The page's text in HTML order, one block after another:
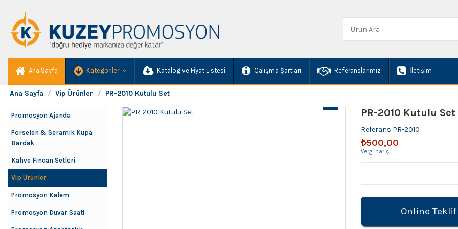
Ana Sayfa Kategoriler Katalog ve Fiyat Listesi Çalışma Şartları Referanslarımız İletişim
Ana Sayfa Vip Ürünler PR-2010 Kutulu Set
PR-2010 Kutulu Set
Referans PR-2010
₺500,00
Vergi hariç
Online Teklif
Promosyon Ajanda
Porselen & Seramik Kupa
Bardak
Kahve Fincan Setleri
Vip Ürünler
Promosyon Kalem
Promosyon Duvar Saati